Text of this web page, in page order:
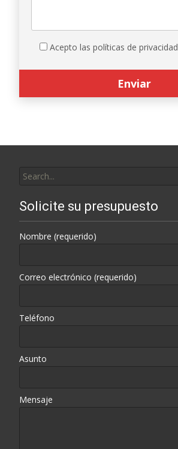
Acepto las políticas de privacidad
for:
Solicite su presupuesto
Nombre (requerido)
Correo electrónico (requerido)
Teléfono
Asunto
Mensaje